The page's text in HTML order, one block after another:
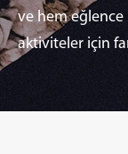
ve hem
aktiviteler için